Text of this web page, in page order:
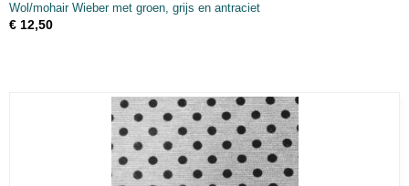
Wol/mohair Wieber met groen, grijs en antraciet
€ 12,50